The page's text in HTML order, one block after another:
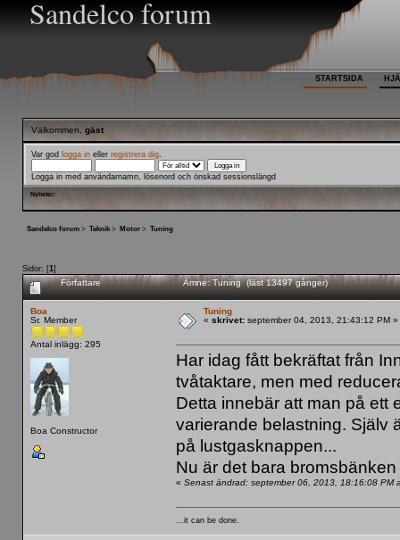
Sandelco forum
STARTSIDA
Välkommen, gäst
Var god logga ineller registrera dig.
Logga in med användarnamn, lösenord och önskad sessionslängd
Nyheter:
Sandelco forum> Teknik> Motor> Tuning
Sidor: [1]
Författare Ämne: Tuning (läst 13497 gånger)
Boa
Sr. Member
Antal inlägg: 295
Boa Constructor
Tuning
« skrivet:september 04, 2013, 21:43:12 PM »
Har idag fått bekräftat från
tvåtaktare, men med
Detta innebär att man på ett
varierande belastning. Själv
på lustgasknappen...
Nu är det bara
« Senast ändrad: september 06, 2013, 18:16:08 PM
...it can be done.